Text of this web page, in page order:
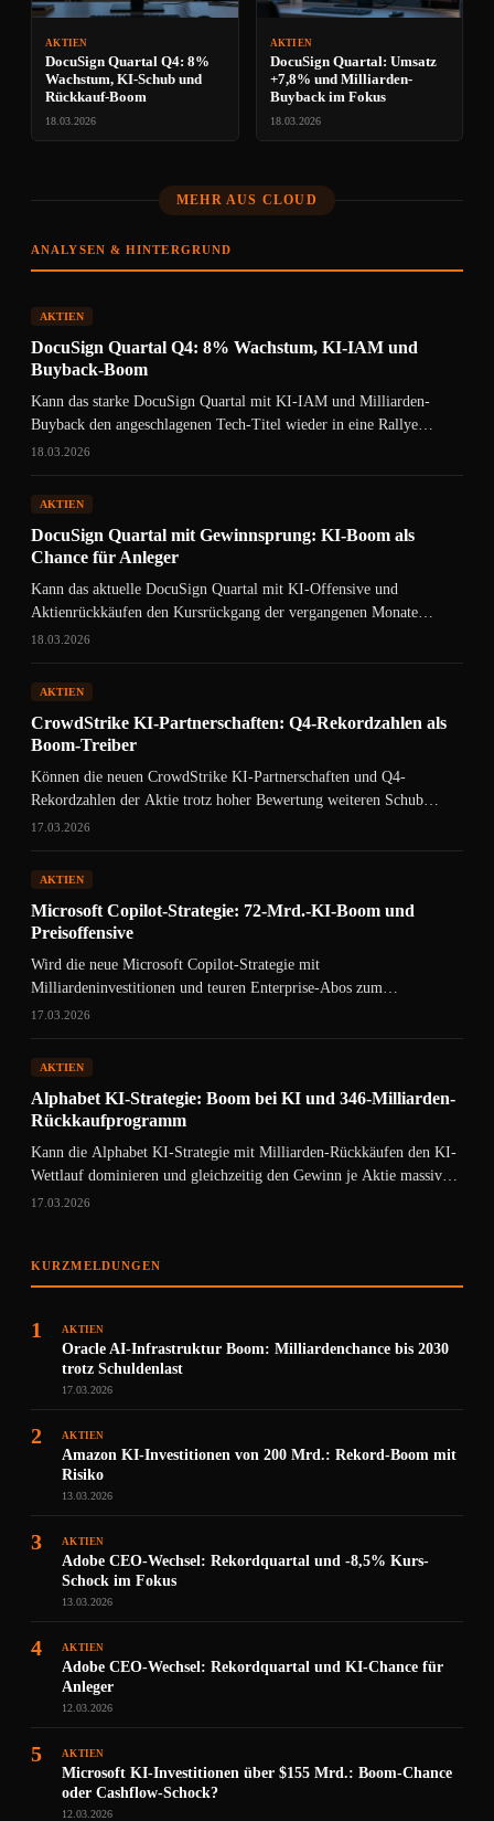
AKTIEN
DocuSign Quartal Q4: 8%
Wachstum, KI-Schub und
Rückkauf-Boom
18.03.2026
AKTIEN
DocuSign Quartal: Umsatz
+7,8% und Milliarden-
Buyback im Fokus
18.03.2026
MEHR AUS CLOUD
ANALYSEN & HINTERGRUND
AKTIEN
DocuSign Quartal Q4: 8% Wachstum, KI-IAM und
Buyback-Boom
Kann das starke DocuSign Quartal mit KI-IAM und Milliarden-
Buyback den angeschlagenen Tech-Titel wieder in eine Rallye
drehen?
18.03.2026
AKTIEN
DocuSign Quartal mit Gewinnsprung: KI-Boom als
Chance für Anleger
Kann das aktuelle DocuSign Quartal mit KI-Offensive und
Aktienrückkäufen den Kursrückgang der vergangenen Monate
drehen?
18.03.2026
AKTIEN
CrowdStrike KI-Partnerschaften: Q4-Rekordzahlen als
Boom-Treiber
Können die neuen CrowdStrike KI-Partnerschaften und Q4-
Rekordzahlen der Aktie trotz hoher Bewertung weiteren Schub
geben?
17.03.2026
AKTIEN
Microsoft Copilot-Strategie: 72-Mrd.-KI-Boom und
Preisoffensive
Wird die neue Microsoft Copilot-Strategie mit
Milliardeninvestitionen und teuren Enterprise-Abos zum
Wachstumstreiber oder zum Risiko?
17.03.2026
AKTIEN
Alphabet KI-Strategie: Boom bei KI und 346-Milliarden-
Rückkaufprogramm
Kann die Alphabet KI-Strategie mit Milliarden-Rückkäufen den KI-
Wettlauf dominieren und gleichzeitig den Gewinn je Aktie massiv
hebeln?
17.03.2026
KURZMELDUNGEN
1 AKTIEN
Oracle AI-Infrastruktur Boom: Milliardenchance bis 2030
trotz Schuldenlast
17.03.2026
2 AKTIEN
Amazon KI-Investitionen von 200 Mrd.: Rekord-Boom mit
Risiko
13.03.2026
3 AKTIEN
Adobe CEO-Wechsel: Rekordquartal und -8,5% Kurs-
Schock im Fokus
13.03.2026
4 AKTIEN
Adobe CEO-Wechsel: Rekordquartal und KI-Chance für
Anleger
12.03.2026
5 AKTIEN
Microsoft KI-Investitionen über $155 Mrd.: Boom-Chance
oder Cashflow-Schock?
12.03.2026